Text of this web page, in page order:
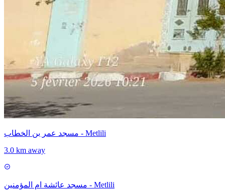
مسجد عمر بن الخطاب - Metlili
3.0 km away
مسجد عائشة ام المؤمنين - Metlili